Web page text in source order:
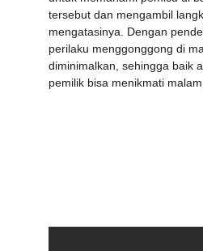
tersebut dan mengambil
mengatasinya. Dengan
perilaku menggonggong di
diminimalkan, sehingga baik
pemilik bisa menikmati